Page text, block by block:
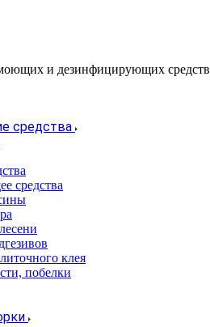
и дезинфицирующих средств
средства
средства
клея
побелки